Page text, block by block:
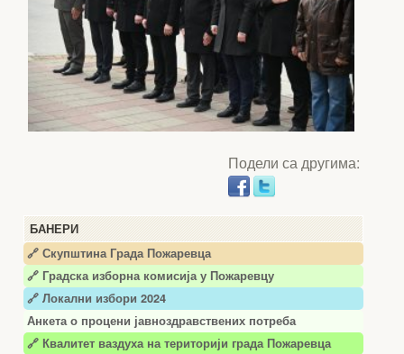
БАНЕРИ
🔗 Скупштина Града Пожаревца
🔗 Градска изборна комисија у Пожаревцу
🔗 Локални избори 2024
Анкета о процени јавноздравствених потреба
🔗 Квалитет ваздуха на територији града Пожаревца
Подели са другима: